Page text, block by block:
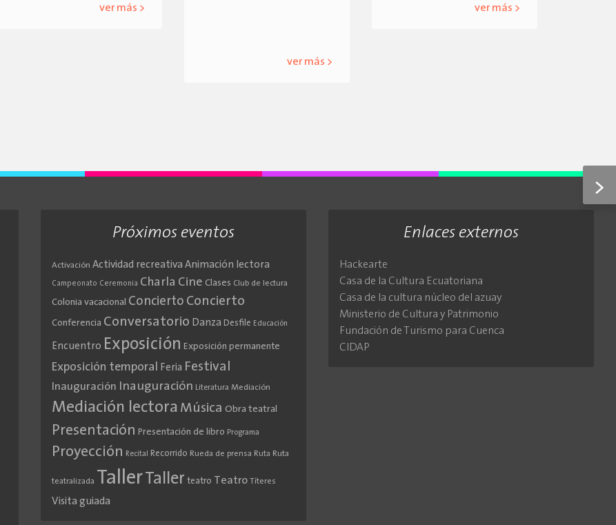
>
ver más >
ver más >
ver más >
Próximos eventos
Activación Actividad recreativa Animación lectora
Campeonato Ceremonia Charla Cine Clases Club de lectura
Colonia vacacional Concierto Concierto
Conferencia Conversatorio Danza Desfile Educación
Encuentro Exposición Exposición permanente
Exposición temporal Feria Festival
Inauguración Inauguración Literatura Mediación
Mediación lectora Música Obra teatral
Presentación Presentación de libro Programa
Proyección Recital Recorrido Rueda de prensa Ruta Ruta
teatralizada Taller Taller teatro Teatro Títeres
Visita guiada
Enlaces externos
Hackearte
Casa de la Cultura Ecuatoriana
Casa de la cultura núcleo del azuay
Ministerio de Cultura y Patrimonio
Fundación de Turismo para Cuenca
CIDAP